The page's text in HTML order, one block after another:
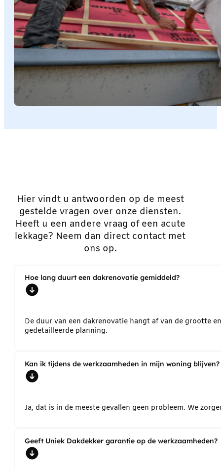
Hier vindt u antwoorden op de meest
gestelde vragen over onze diensten.
Heeft u een andere vraag of een acute
lekkage? Neem dan direct contact met
ons op.
Hoe lang duurt een dakrenovatie gemiddeld?
De duur van een dakrenovatie hangt af van de grootte
gedetailleerde planning.
Kan ik tijdens de werkzaamheden in mijn woning blijven?
Ja, dat is in de meeste gevallen geen probleem. We
Geeft Uniek Dakdekker garantie op de werkzaamheden?